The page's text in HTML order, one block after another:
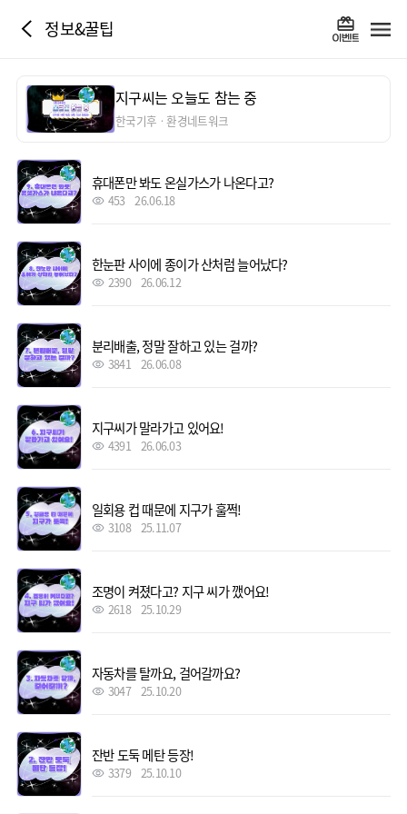
정보&꿀팁
지구씨는 오늘도 참는 중
한국기후ㆍ환경네트워크
휴대폰만 봐도 온실가스가 나온다고?
453 26.06.18
한눈판 사이에 종이가 산처럼 늘어났다?
2390 26.06.12
분리배출, 정말 잘하고 있는 걸까?
3841 26.06.08
지구씨가 말라가고 있어요!
4391 26.06.03
일회용 컵 때문에 지구가 훌쩍!
3108 25.11.07
조명이 켜졌다고? 지구 씨가 깼어요!
2618 25.10.29
자동차를 탈까요, 걸어갈까요?
3047 25.10.20
잔반 도둑 메탄 등장!
3379 25.10.10